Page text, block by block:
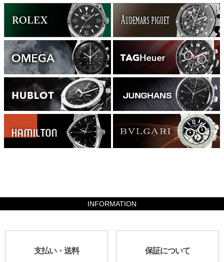
INFORMATION
支払い・送料 保証について